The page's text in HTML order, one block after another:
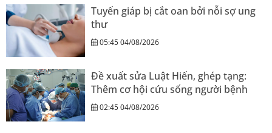
Tuyến giáp bị cắt oan bởi nỗi sợ ung
thư
05:45 04/08/2026
Đề xuất sửa Luật Hiến, ghép tạng:
Thêm cơ hội cứu sống người bệnh
02:45 04/08/2026